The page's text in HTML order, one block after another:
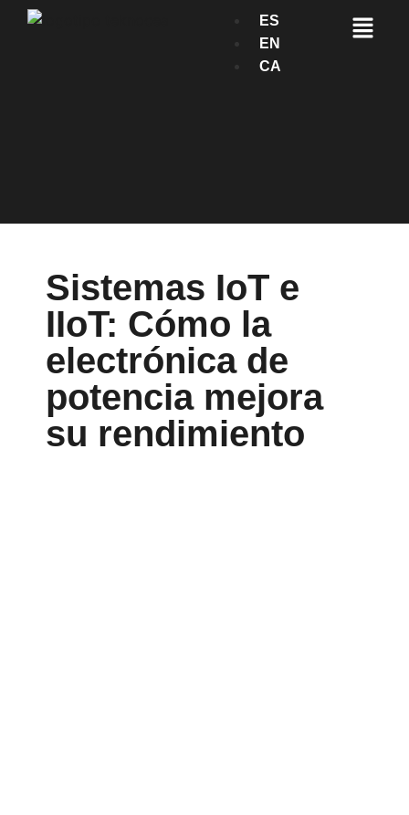
ES
EN
CA
Sistemas IoT e
IIoT: Cómo la
electrónica de
potencia mejora
su rendimiento